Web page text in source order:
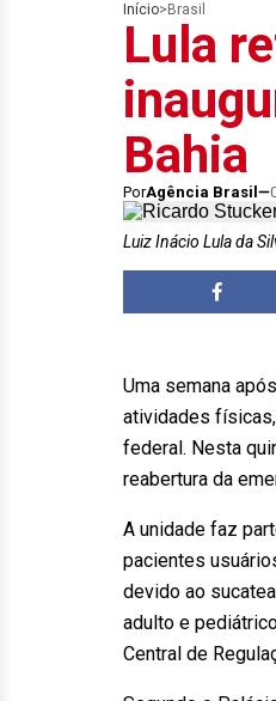
Início> Brasil
Lula
Bahia
PorAgência Brasil
Luiz Inácio Lula da
Uma semana
atividades
federal. Nesta
reabertura da
A unidade faz
pacientes
devido ao
adulto e
Central de